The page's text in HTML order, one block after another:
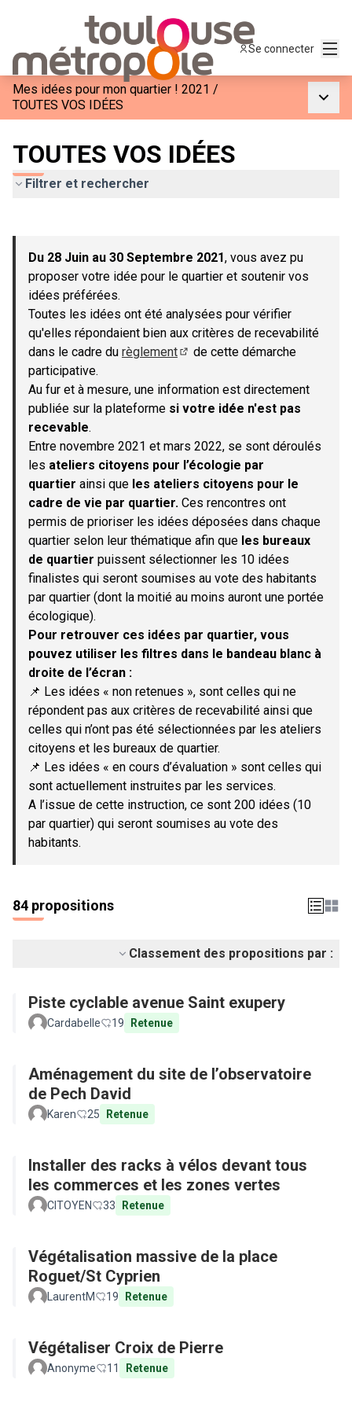
Se connecter
Mes idées pour mon quartier ! 2021 /
TOUTES VOS IDÉES
TOUTES VOS IDÉES
Filtrer et rechercher
−
Du 28 Juin au 30 Septembre 2021, vous avez pu
proposer votre idée pour le quartier et soutenir vos
idées préférées.
Toutes les idées ont été analysées pour vérifier
qu'elles répondaient bien aux critères de recevabilité
dans le cadre du règlement
de cette démarche
participative.
Au fur et à mesure, une information est directement
publiée sur la plateforme si votre idée n'est pas
recevable.
Entre novembre 2021 et mars 2022, se sont déroulés
les ateliers citoyens pour l’écologie par
quartier ainsi que les ateliers citoyens pour le
cadre de vie par quartier. Ces rencontres ont
permis de prioriser les idées déposées dans chaque
quartier selon leur thématique afin que les bureaux
de quartier puissent sélectionner les 10 idées
finalistes qui seront soumises au vote des habitants
par quartier (dont la moitié au moins auront une portée
écologique).
Pour retrouver ces idées par quartier, vous
pouvez utiliser les filtres dans le bandeau blanc à
droite de l’écran :
📌 Les idées « non retenues », sont celles qui ne
répondent pas aux critères de recevabilité ainsi que
celles qui n’ont pas été sélectionnées par les ateliers
citoyens et les bureaux de quartier.
📌 Les idées « en cours d’évaluation » sont celles qui
sont actuellement instruites par les services.
A l’issue de cette instruction, ce sont 200 idées (10
par quartier) qui seront soumises au vote des
habitants.
84 propositions
Classement des propositions par :
Piste cyclable avenue Saint exupery
Cardabelle 19 Retenue
Aménagement du site de l’observatoire
de Pech David
Karen 25 Retenue
Installer des racks à vélos devant tous
les commerces et les zones vertes
CITOYEN 33 Retenue
Végétalisation massive de la place
Roguet/St Cyprien
LaurentM 19 Retenue
Végétaliser Croix de Pierre
Anonyme 11 Retenue